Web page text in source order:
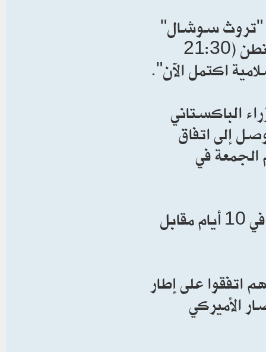
"تروث سوشال"
عند الساعة 5:30 مساء بالتوقيت المحلي في واشنطن (21:30
اكتمل الآن".
الباكستاني
إلى اتفاق
في
وانخفض ‌الدولار اليوم الإثنين إلى أدنى مستوى له في 10 أيام مقابل
اتفقوا على إطار
الأميركي